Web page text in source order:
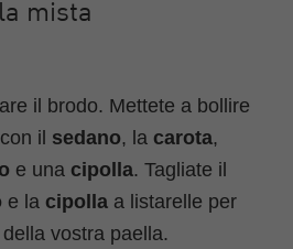
mista
il brodo. Mettete a bollire
con il sedano, la carota,
e una cipolla. Tagliate il
e la cipolla a listarelle per
vostra paella.